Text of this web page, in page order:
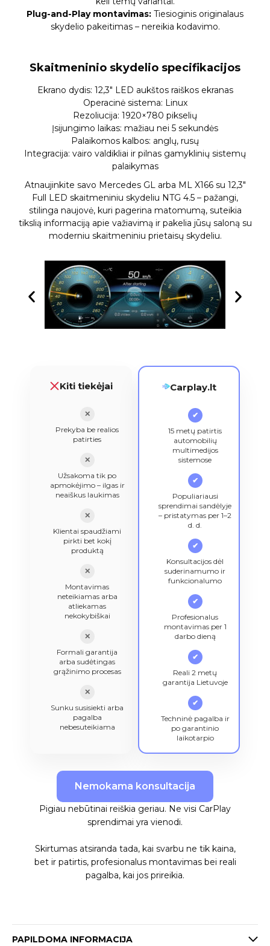
Plug-and-Play montavimas: Tiesioginis originalaus
skydelio pakeitimas – nereikia kodavimo.
Skaitmeninio skydelio specifikacijos
Ekrano dydis: 12,3″ LED aukštos raiškos ekranas
Operacinė sistema: Linux
Rezoliucija: 1920×780 pikselių
Įsijungimo laikas: mažiau nei 5 sekundės
Palaikomos kalbos: anglų, rusų
Integracija: vairo valdikliai ir pilnas gamyklinių sistemų
palaikymas
Atnaujinkite savo Mercedes GL arba ML X166 su 12,3″
Full LED skaitmeniniu skydeliu NTG 4.5 – pažangi,
stilinga naujovė, kuri pagerina matomumą, suteikia
tikslią informaciją apie važiavimą ir pakelia jūsų saloną su
moderniu skaitmeniniu prietaisų skydeliu.
Kiti tiekėjai
✕
Prekyba be realios
patirties
✕
Užsakoma tik po
apmokėjimo – ilgas ir
neaiškus laukimas
✕
Klientai spaudžiami
pirkti bet kokį
produktą
✕
Montavimas
neteikiamas arba
atliekamas
nekokybiškai
✕
Formali garantija
arba sudėtingas
grąžinimo procesas
✕
Sunku susisiekti arba
pagalba
nebesuteikiama
Carplay.lt
✔
15 metų patirtis
automobilių
multimedijos
sistemose
✔
Populiariausi
sprendimai sandėlyje
– pristatymas per 1–2
d. d.
✔
Konsultacijos dėl
suderinamumo ir
funkcionalumo
✔
Profesionalus
montavimas per 1
darbo dieną
✔
Reali 2 metų
garantija Lietuvoje
✔
Techninė pagalba ir
po garantinio
laikotarpio
Nemokama konsultacija
Pigiau nebūtinai reiškia geriau. Ne visi CarPlay
sprendimai yra vienodi.
Skirtumas atsiranda tada, kai svarbu ne tik kaina,
bet ir patirtis, profesionalus montavimas bei reali
pagalba, kai jos prireikia.
PAPILDOMA INFORMACIJA